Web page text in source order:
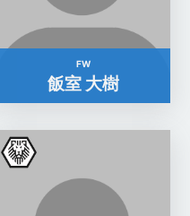
FW
飯室 大樹